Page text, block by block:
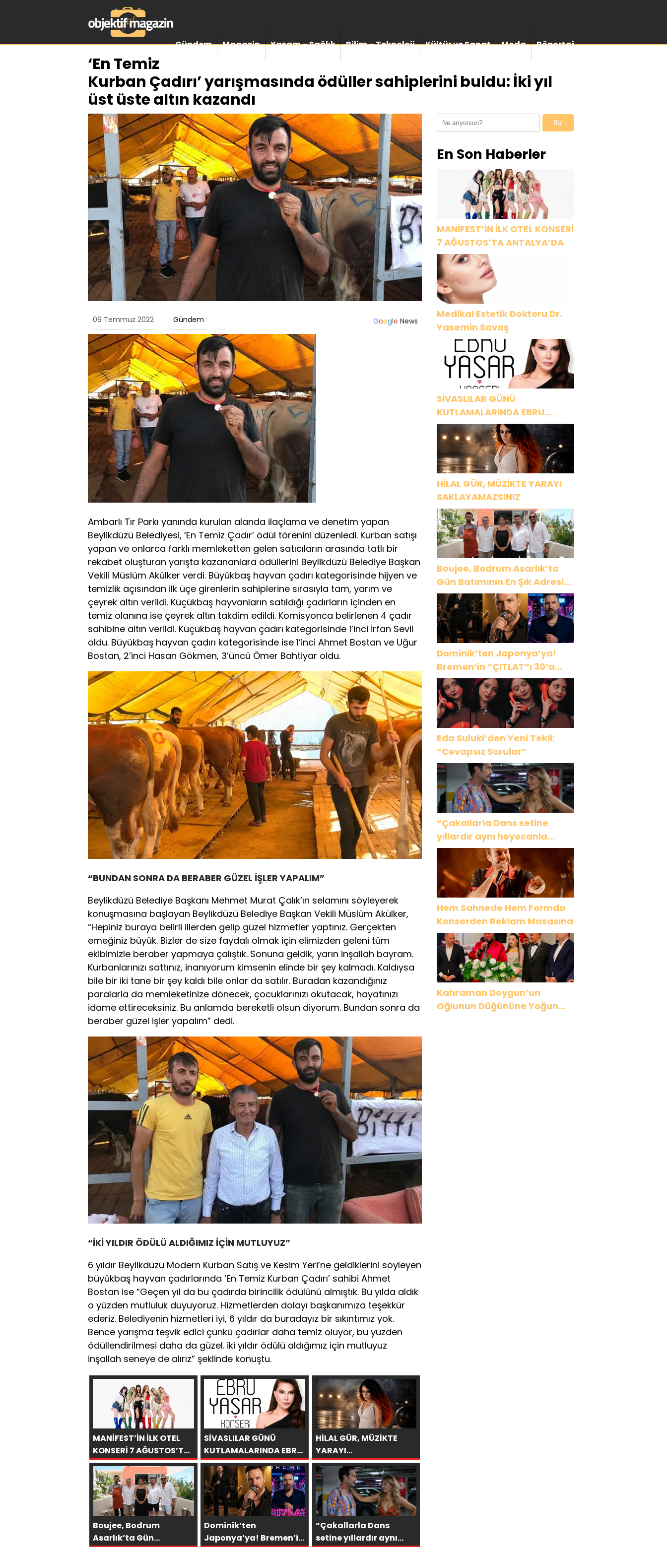
Gündem Magazin Yaşam – Sağlık Bilim – Teknoloji Kültür ve Sanat Moda Röportaj
‘En Temiz
Kurban Çadırı’ yarışmasında ödüller sahiplerini buldu: İki yıl
üst üste altın kazandı
09 Temmuz 2022 Gündem Google News
Ambarlı Tır Parkı yanında kurulan alanda ilaçlama ve denetim yapan
Beylikdüzü Belediyesi, ‘En Temiz Çadır’ ödül törenini düzenledi. Kurban satışı
yapan ve onlarca farklı memleketten gelen satıcıların arasında tatlı bir
rekabet oluşturan yarışta kazananlara ödüllerini Beylikdüzü Belediye Başkan
Vekili Müslüm Akülker verdi. Büyükbaş hayvan çadırı kategorisinde hijyen ve
temizlik açısından ilk üçe girenlerin sahiplerine sırasıyla tam, yarım ve
çeyrek altın verildi. Küçükbaş hayvanların satıldığı çadırların içinden en
temiz olanına ise çeyrek altın takdim edildi. Komisyonca belirlenen 4 çadır
sahibine altın verildi. Küçükbaş hayvan çadırı kategorisinde 1’inci İrfan Sevil
oldu. Büyükbaş hayvan çadırı kategorisinde ise 1’inci Ahmet Bostan ve Uğur
Bostan, 2’inci Hasan Gökmen, 3’üncü Ömer Bahtiyar oldu.
“BUNDAN SONRA DA BERABER GÜZEL İŞLER YAPALIM”
Beylikdüzü Belediye Başkanı Mehmet Murat Çalık’ın selamını söyleyerek
konuşmasına başlayan Beylikdüzü Belediye Başkan Vekili Müslüm Akülker,
“Hepiniz buraya belirli illerden gelip güzel hizmetler yaptınız. Gerçekten
emeğiniz büyük. Bizler de size faydalı olmak için elimizden geleni tüm
ekibimizle beraber yapmaya çalıştık. Sonuna geldik, yarın inşallah bayram.
Kurbanlarınızı sattınız, inanıyorum kimsenin elinde bir şey kalmadı. Kaldıysa
bile bir iki tane bir şey kaldı bile onlar da satılır. Buradan kazandığınız
paralarla da memleketinize dönecek, çocuklarınızı okutacak, hayatınızı
idame ettireceksiniz. Bu anlamda bereketli olsun diyorum. Bundan sonra da
beraber güzel işler yapalım” dedi.
“İKİ YILDIR ÖDÜLÜ ALDIĞIMIZ İÇİN MUTLUYUZ”
6 yıldır Beylikdüzü Modern Kurban Satış ve Kesim Yeri’ne geldiklerini söyleyen
büyükbaş hayvan çadırlarında ‘En Temiz Kurban Çadırı’ sahibi Ahmet
Bostan ise “Geçen yıl da bu çadırda birincilik ödülünü almıştık. Bu yılda aldık
o yüzden mutluluk duyuyoruz. Hizmetlerden dolayı başkanımıza teşekkür
ederiz. Belediyenin hizmetleri iyi, 6 yıldır da buradayız bir sıkıntımız yok.
Bence yarışma teşvik edici çünkü çadırlar daha temiz oluyor, bu yüzden
ödüllendirilmesi daha da güzel. iki yıldır ödülü aldığımız için mutluyuz
inşallah seneye de alırız” şeklinde konuştu.
MANİFEST’İN İLK OTEL
KONSERİ 7 AĞUSTOS’TA
ANTALYA’DA
SİVASLILAR GÜNÜ
KUTLAMALARINDA EBRU
YAŞAR RÜZGARI
ESECEK!
HİLAL GÜR, MÜZİKTE
YARAYI
SAKLAYAMAZSINIZ
Boujee, Bodrum
Asarlık’ta Gün
Batımının En Şık Adresi
Dominik’ten
Japonya’ya! Bremen’in
“ÇITLAT”ı 30’a yakın
“Çakallarla Dans
setine yıllardır aynı
heyecanla gidiyorum”
Bul
En Son Haberler
MANİFEST’İN İLK OTEL KONSERİ
7 AĞUSTOS’TA ANTALYA’DA
Medikal Estetik Doktoru Dr.
Yasemin Savaş
SİVASLILAR GÜNÜ
KUTLAMALARINDA EBRU
YAŞAR RÜZGARI ESECEK!
HİLAL GÜR, MÜZİKTE YARAYI
SAKLAYAMAZSINIZ
Boujee, Bodrum Asarlık’ta
Gün Batımının En Şık Adresi
Oldu
Dominik’ten Japonya’ya!
Bremen’in “ÇITLAT”ı 30’a
yakın ülkede!
Eda Suluki’den Yeni Tekli:
“Cevapsız Sorular”
“Çakallarla Dans setine
yıllardır aynı heyecanla
gidiyorum”
Hem Sahnede Hem Formda
Konserden Reklam Masasına
Kahraman Doygun’un
Oğlunun Düğününe Yoğun